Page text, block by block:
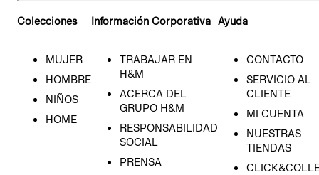
Colecciones
MUJER
HOMBRE
NIÑOS
HOME
Información Corporativa
TRABAJAR EN
H&M
ACERCA DEL
GRUPO H&M
RESPONSABILIDAD
SOCIAL
PRENSA
Ayuda
CONTACTO
SERVICIO AL
CLIENTE
MI CUENTA
NUESTRAS
TIENDAS